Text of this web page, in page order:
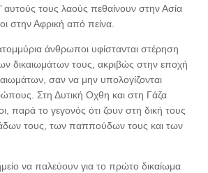
αυτούς τους λαούς πεθαίνουν στην Ασία
στην Αφρική από πείνα.
άνθρωποι υφίστανται στέρηση
δικαιωμάτων τους, ακριβώς στην εποχή
σαν να μην υπολογίζονται
Στη Δυτική Οχθη και στη Γάζα
παρά το γεγονός ότι ζουν στη δική τους
τους, των παππούδων τους και των
να παλεύουν για το πρώτο δικαίωμα